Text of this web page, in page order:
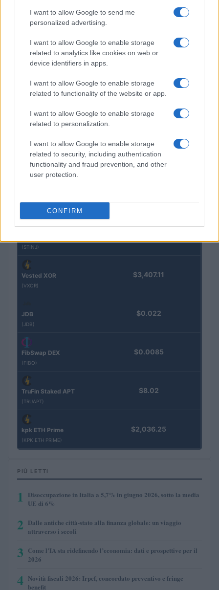
I want to allow Google to send me
personalized advertising.
I want to allow Google to enable storage
related to analytics like cookies on web or
device identifiers in apps.
I want to allow Google to enable storage
related to functionality of the website or app.
I want to allow Google to enable storage
related to personalization.
I want to allow Google to enable storage
related to security, including authentication
functionality and fraud prevention, and other
user protection.
CONFIRM
Eureka Bridged PAX
Gold (Terra
(KBTC)
Steakhouse EURCV
$100,000,000,000,000.00
(STINJ)
Vested XOR
(VXOR)
$3,407.11
JDB
(JDB)
$0.022
FibSwap DEX
(FIBO)
$0.0085
TruFin Staked APT
(TRUAPT)
$8.02
kpk ETH Prime
(KPK ETH PRIME)
$2,036.25
PIÙ LETTI
1
Disoccupazione in Italia a 5,7% in giugno 2026, sotto la media
UE di 6%
2 Dalle antiche città-stato alla finanza globale: un viaggio
attraverso i secoli
3 Come l’IA sta ridefinendo l’economia: dati e prospettive per il
2026
4 Novità fiscali 2026: Irpef, concordato preventivo e fringe
benefit